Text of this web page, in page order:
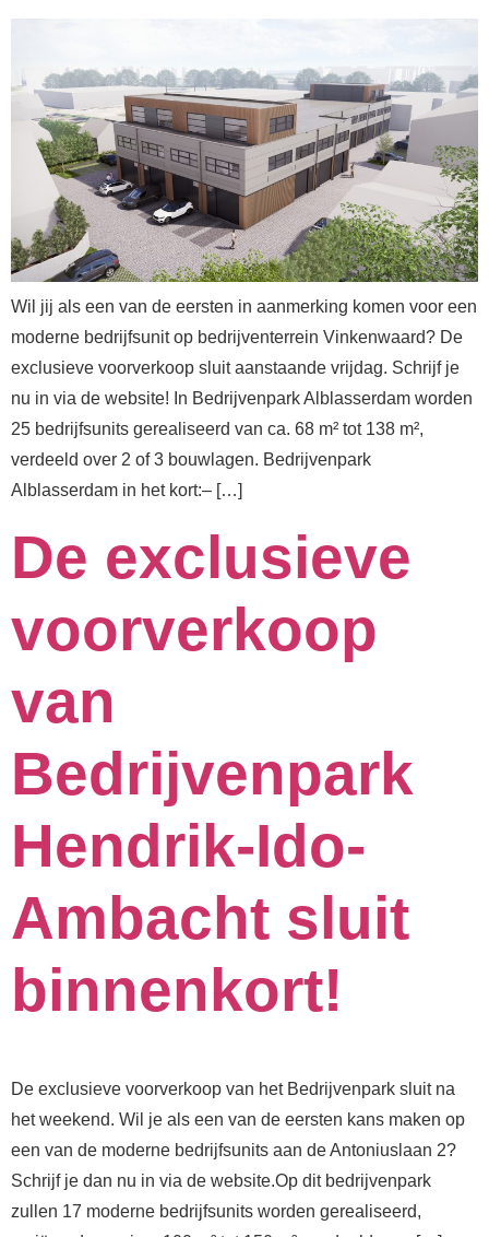
Wil jij als een van de eersten in aanmerking komen voor een
moderne bedrijfsunit op bedrijventerrein Vinkenwaard? De
exclusieve voorverkoop sluit aanstaande vrijdag. Schrijf je
nu in via de website! In Bedrijvenpark Alblasserdam worden
25 bedrijfsunits gerealiseerd van ca. 68 m² tot 138 m²,
verdeeld over 2 of 3 bouwlagen. Bedrijvenpark
Alblasserdam in het kort:– […]
De exclusieve
voorverkoop
van
Bedrijvenpark
Hendrik-Ido-
Ambacht sluit
binnenkort!
De exclusieve voorverkoop van het Bedrijvenpark sluit na
het weekend. Wil je als een van de eersten kans maken op
een van de moderne bedrijfsunits aan de Antoniuslaan 2?
Schrijf je dan nu in via de website.⁠⁠Op dit bedrijvenpark
zullen 17 moderne bedrijfsunits worden gerealiseerd,